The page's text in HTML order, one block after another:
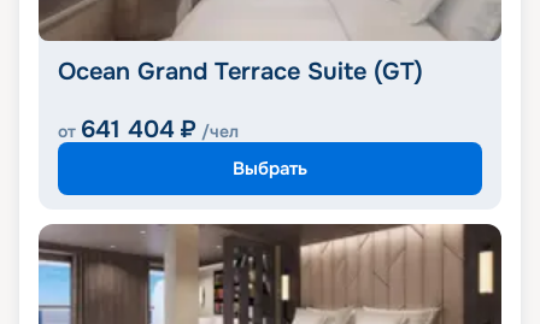
Ocean Grand Terrace Suite (GT)
от 641 404 ₽ /чел
Выбрать